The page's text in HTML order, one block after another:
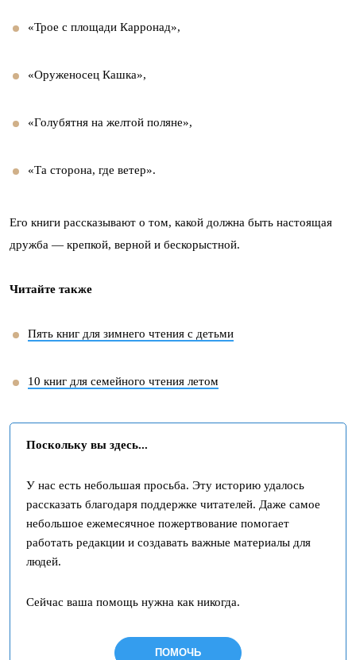
«Трое с площади Карронад»,
«Оруженосец Кашка»,
«Голубятня на желтой поляне»,
«Та сторона, где ветер».
Его книги рассказывают о том, какой должна быть настоящая
дружба — крепкой, верной и бескорыстной.
Читайте также
Пять книг для зимнего чтения с детьми
10 книг для семейного чтения летом
Поскольку вы здесь...
У нас есть небольшая просьба. Эту историю удалось
рассказать благодаря поддержке читателей. Даже самое
небольшое ежемесячное пожертвование помогает
работать редакции и создавать важные материалы для
людей.
Сейчас ваша помощь нужна как никогда.
ПОМОЧЬ